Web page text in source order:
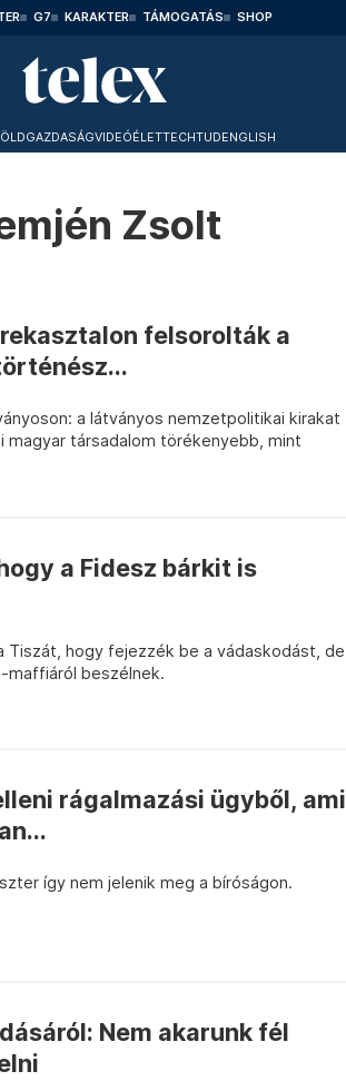
G7 KARAKTER TÁMOGATÁS SHOP
GAZDASÁGVIDEÓÉLETTECHTUDENGLISH
Zsolt
felsorolták a
a látványos nemzetpolitikai kirakat
társadalom törékenyebb, mint
a Fidesz bárkit is
hogy fejezzék be a vádaskodást, de
maffiáról beszélnek.
rágalmazási ügyből, ami
így nem jelenik meg a bíróságon.
Nem akarunk fél